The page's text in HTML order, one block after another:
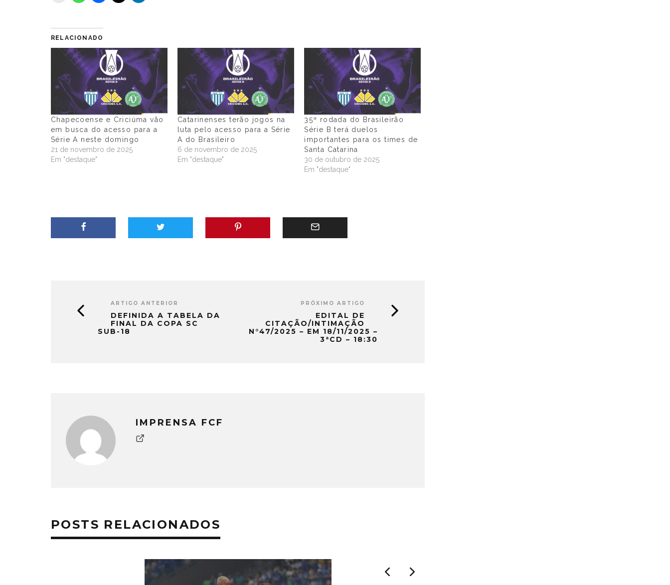
RELACIONADO
Chapecoense e Criciúma vão
em busca do acesso para a
Série A neste domingo
21 de novembro de 2025
Em "destaque"
Catarinenses terão jogos na
luta pelo acesso para a Série
A do Brasileiro
6 de novembro de 2025
Em "destaque"
35ª rodada do Brasileirão
Série B terá duelos
importantes para os times de
Santa Catarina
30 de outubro de 2025
Em "destaque"
ARTIGO ANTERIOR
DEFINIDA A TABELA DA
FINAL DA COPA SC
SUB-18
PRÓXIMO ARTIGO
EDITAL DE
CITAÇÃO/INTIMAÇÃO
N°47/2025 – EM 18/11/2025 –
3ªCD – 18:30
IMPRENSA FCF
POSTS RELACIONADOS